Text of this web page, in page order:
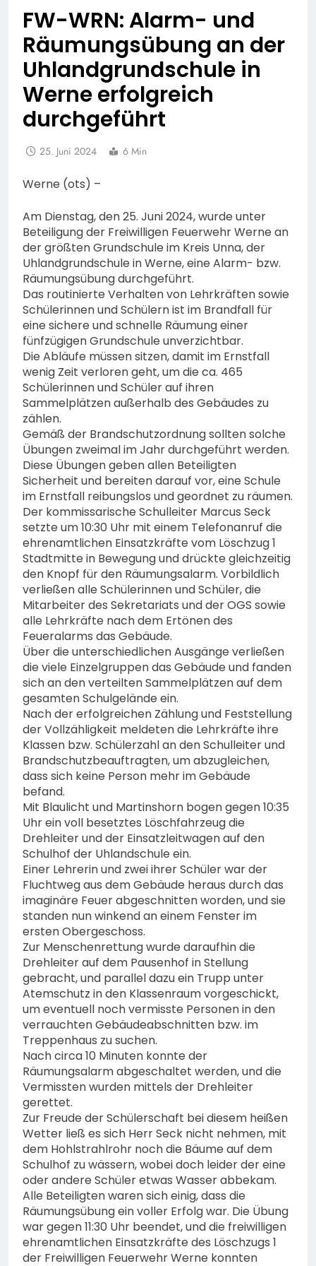
FW-WRN: Alarm- und
Räumungsübung an der
Uhlandgrundschule in
Werne erfolgreich
durchgeführt
25. Juni 2024 6 Min
Werne (ots) –
Am Dienstag, den 25. Juni 2024, wurde unter
Beteiligung der Freiwilligen Feuerwehr Werne an
der größten Grundschule im Kreis Unna, der
Uhlandgrundschule in Werne, eine Alarm- bzw.
Räumungsübung durchgeführt.
Das routinierte Verhalten von Lehrkräften sowie
Schülerinnen und Schülern ist im Brandfall für
eine sichere und schnelle Räumung einer
fünfzügigen Grundschule unverzichtbar.
Die Abläufe müssen sitzen, damit im Ernstfall
wenig Zeit verloren geht, um die ca. 465
Schülerinnen und Schüler auf ihren
Sammelplätzen außerhalb des Gebäudes zu
zählen.
Gemäß der Brandschutzordnung sollten solche
Übungen zweimal im Jahr durchgeführt werden.
Diese Übungen geben allen Beteiligten
Sicherheit und bereiten darauf vor, eine Schule
im Ernstfall reibungslos und geordnet zu räumen.
Der kommissarische Schulleiter Marcus Seck
setzte um 10:30 Uhr mit einem Telefonanruf die
ehrenamtlichen Einsatzkräfte vom Löschzug 1
Stadtmitte in Bewegung und drückte gleichzeitig
den Knopf für den Räumungsalarm. Vorbildlich
verließen alle Schülerinnen und Schüler, die
Mitarbeiter des Sekretariats und der OGS sowie
alle Lehrkräfte nach dem Ertönen des
Feueralarms das Gebäude.
Über die unterschiedlichen Ausgänge verließen
die viele Einzelgruppen das Gebäude und fanden
sich an den verteilten Sammelplätzen auf dem
gesamten Schulgelände ein.
Nach der erfolgreichen Zählung und Feststellung
der Vollzähligkeit meldeten die Lehrkräfte ihre
Klassen bzw. Schülerzahl an den Schulleiter und
Brandschutzbeauftragten, um abzugleichen,
dass sich keine Person mehr im Gebäude
befand.
Mit Blaulicht und Martinshorn bogen gegen 10:35
Uhr ein voll besetztes Löschfahrzeug die
Drehleiter und der Einsatzleitwagen auf den
Schulhof der Uhlandschule ein.
Einer Lehrerin und zwei ihrer Schüler war der
Fluchtweg aus dem Gebäude heraus durch das
imaginäre Feuer abgeschnitten worden, und sie
standen nun winkend an einem Fenster im
ersten Obergeschoss.
Zur Menschenrettung wurde daraufhin die
Drehleiter auf dem Pausenhof in Stellung
gebracht, und parallel dazu ein Trupp unter
Atemschutz in den Klassenraum vorgeschickt,
um eventuell noch vermisste Personen in den
verrauchten Gebäudeabschnitten bzw. im
Treppenhaus zu suchen.
Nach circa 10 Minuten konnte der
Räumungsalarm abgeschaltet werden, und die
Vermissten wurden mittels der Drehleiter
gerettet.
Zur Freude der Schülerschaft bei diesem heißen
Wetter ließ es sich Herr Seck nicht nehmen, mit
dem Hohlstrahlrohr noch die Bäume auf dem
Schulhof zu wässern, wobei doch leider der eine
oder andere Schüler etwas Wasser abbekam.
Alle Beteiligten waren sich einig, dass die
Räumungsübung ein voller Erfolg war. Die Übung
war gegen 11:30 Uhr beendet, und die freiwilligen
ehrenamtlichen Einsatzkräfte des Löschzugs 1
der Freiwilligen Feuerwehr Werne konnten